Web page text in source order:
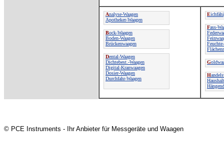
Analyse-Waagen
Apotheker-Waagen
Bock-Waagen
Boden-Waagen
Brückenwaagen
Dental-Waagen
Dichtebest.-Waagen
Digital-Kranwaagen
Dosier-Waagen
Durchfahr-Waagen
E
Fass-
G
H
© PCE Instruments - Ihr Anbieter für Messgeräte und Waagen